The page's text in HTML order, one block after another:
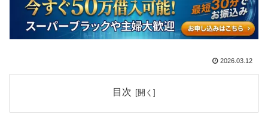
2026.03.12
目次